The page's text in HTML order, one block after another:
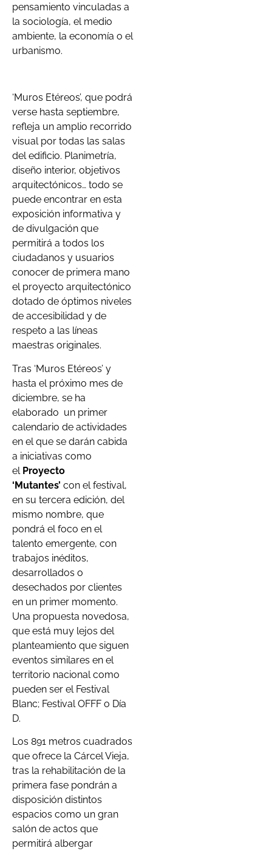
pensamiento vinculadas a
la sociología, el medio
ambiente, la economía o el
urbanismo.
‘Muros Etéreos’, que podrá
verse hasta septiembre,
refleja un amplio recorrido
visual por todas las salas
del edificio. Planimetría,
diseño interior, objetivos
arquitectónicos… todo se
puede encontrar en esta
exposición informativa y
de divulgación que
permitirá a todos los
ciudadanos y usuarios
conocer de primera mano
el proyecto arquitectónico
dotado de óptimos niveles
de accesibilidad y de
respeto a las líneas
maestras originales.
Tras ‘Muros Etéreos’ y
hasta el próximo mes de
diciembre, se ha
elaborado un primer
calendario de actividades
en el que se darán cabida
a iniciativas como
el Proyecto
‘Mutantes’ con el festival,
en su tercera edición, del
mismo nombre, que
pondrá el foco en el
talento emergente, con
trabajos inéditos,
desarrollados o
desechados por clientes
en un primer momento.
Una propuesta novedosa,
que está muy lejos del
planteamiento que siguen
eventos similares en el
territorio nacional como
pueden ser el Festival
Blanc; Festival OFFF o Día
D.
Los 891 metros cuadrados
que ofrece la Cárcel Vieja,
tras la rehabilitación de la
primera fase pondrán a
disposición distintos
espacios como un gran
salón de actos que
permitirá albergar